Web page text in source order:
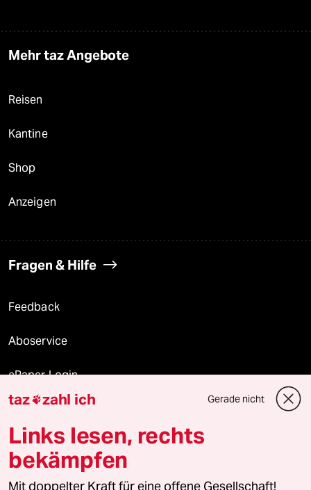
Mehr taz Angebote
Reisen
Kantine
Shop
Anzeigen
Fragen & Hilfe
Feedback
Aboservice
ePaper Login
Downloads für Abonnierende
© 2026 taz Verlags und Vertriebs GmbH
Alle Rechte vorbehalten. Bei rechtlichen Fragen oder für Genehmigungen
taz zahl ich Gerade nicht
Links lesen, rechts
bekämpfen
Mit doppelter Kraft für eine offene Gesellschaft!